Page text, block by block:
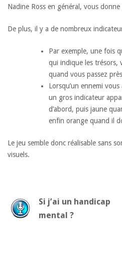
Nadine Ross en général, vous donne
De plus, il y a de nombreux
Par exemple, une fois
qui indique les trésors,
quand vous passez
Lorsqu’un ennemi
un gros indicateur
d’abord, puis jaune
enfin orange quand il
Le jeu semble donc réalisable sans
visuels.
Si j’ai un handicap
mental ?